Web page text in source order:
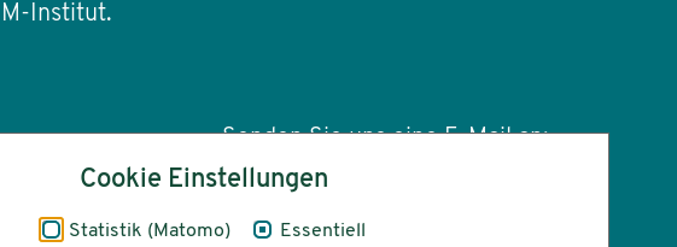
Institut.
Senden Sie uns eine E-Mail an:
info(at)dezim-institut.de
Cookie Einstellungen
Statistik (Matomo) Essentiell